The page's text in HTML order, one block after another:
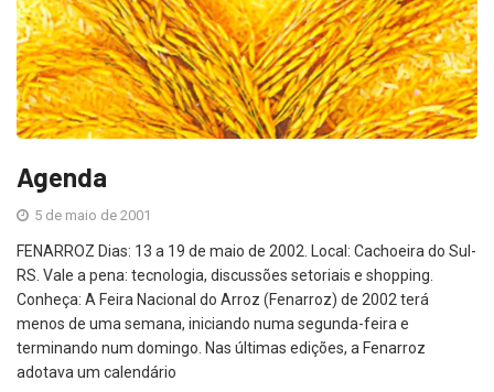
Agenda
5 de maio de 2001
FENARROZ Dias: 13 a 19 de maio de 2002. Local: Cachoeira do Sul-
RS. Vale a pena: tecnologia, discussões setoriais e shopping.
Conheça: A Feira Nacional do Arroz (Fenarroz) de 2002 terá
menos de uma semana, iniciando numa segunda-feira e
terminando num domingo. Nas últimas edições, a Fenarroz
adotava um calendário